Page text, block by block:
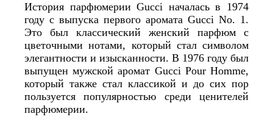
История парфюмерии Gucci началась в 1974
году с выпуска первого аромата Gucci No. 1.
Это был классический женский парфюм с
цветочными нотами, который стал символом
элегантности и изысканности. В 1976 году был
выпущен мужской аромат Gucci Pour Homme,
который также стал классикой и до сих пор
пользуется популярностью среди ценителей
парфюмерии.